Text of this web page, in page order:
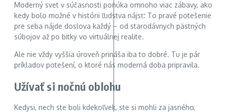
Moderný svet v súčasnosti ponúka omnoho viac zábavy, ako
kedy bolo možné v histórii ľudstva nájsť. To pravé potešenie
pre seba nájde doslova každý – od starodávnych pästných
súbojov až po bitky vo virtuálnej realite.
Ale nie vždy vyššia úroveň prináša iba to dobré. Tu je pár
príkladov potešení, o ktoré nás moderná doba pripravila.
Užívať si nočnú oblohu
Kedysi, nech ste boli kdekoľvek, ste si mohli za jasného,